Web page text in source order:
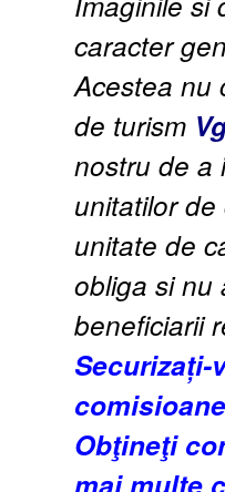
caracter
Acestea nu
de turism
nostru de a
unitatilor
unitate de
obliga si nu
beneficiarii
Obţineţi
mai multe